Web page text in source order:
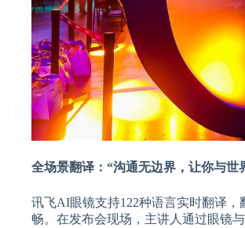
全场景翻译：“沟通无边界，让你与世
讯飞AI眼镜支持122种语言实时翻译
畅。在发布会现场，主讲人通过眼镜